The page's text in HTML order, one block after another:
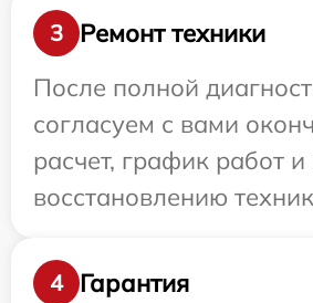
3
Ремонт техники
После полной
согласуем с вами
расчет, график работ
восстановлению
4
Гарантия